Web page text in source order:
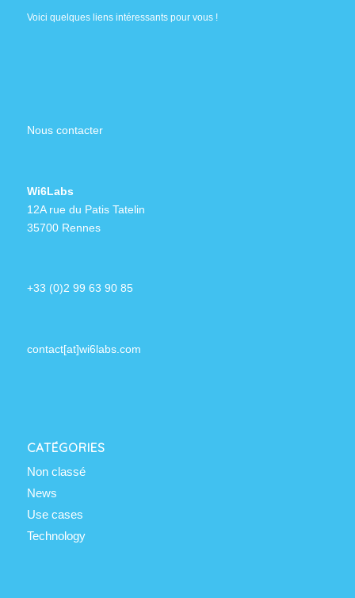
Voici quelques liens intéressants pour vous !
Nous contacter
Wi6Labs
12A rue du Patis Tatelin
35700 Rennes
+33 (0)2 99 63 90 85
contact[at]wi6labs.com
CATÉGORIES
Non classé
News
Use cases
Technology